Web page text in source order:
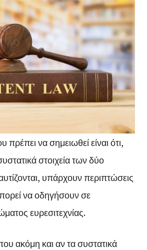
να σημειωθεί είναι ότι,
στοιχεία των δύο
υπάρχουν περιπτώσεις
να οδηγήσουν σε
ευρεσιτεχνίας.
ακόμη και αν τα συστατικά